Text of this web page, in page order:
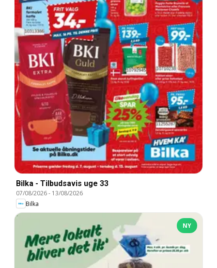
Bilka - Tilbudsavis uge 33
07/08/2026- 13/08/2026
Bilka
NY